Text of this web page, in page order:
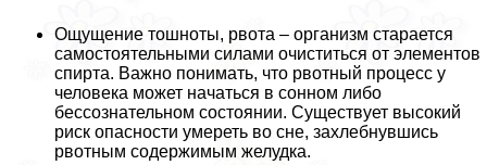
Ощущение тошноты, рвота – организм старается
самостоятельными силами очиститься от элементов
спирта. Важно понимать, что рвотный процесс у
человека может начаться в сонном либо
бессознательном состоянии. Существует высокий
риск опасности умереть во сне, захлебнувшись
рвотным содержимым желудка.